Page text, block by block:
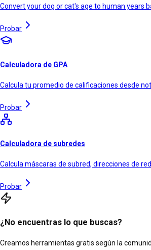
Convert your dog or cat's age to human years
Probar
Calculadora de GPA
Calcula tu promedio de calificaciones desde
Probar
Calculadora de subredes
Calcula máscaras de subred, direcciones de
Probar
¿No encuentras lo que buscas?
Creamos herramientas gratis según la